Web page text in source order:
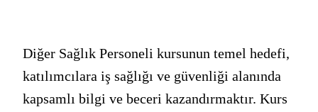
Diğer Sağlık Personeli kursunun temel hedefi,
katılımcılara iş sağlığı ve güvenliği alanında
kapsamlı bilgi ve beceri kazandırmaktır. Kurs